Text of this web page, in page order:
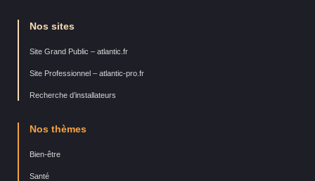
Nos sites
Site Grand Public – atlantic.fr
Site Professionnel – atlantic-pro.fr
Recherche d’installateurs
Nos thèmes
Bien-être
Santé